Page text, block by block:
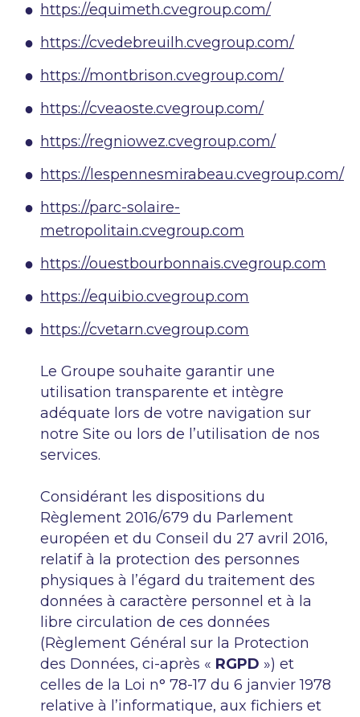
https://equimeth.cvegroup.com/
https://cvedebreuilh.cvegroup.com/
https://montbrison.cvegroup.com/
https://cveaoste.cvegroup.com/
https://regniowez.cvegroup.com/
https://lespennesmirabeau.cvegroup.com/
https://parc-solaire-
metropolitain.cvegroup.com
https://ouestbourbonnais.cvegroup.com
https://equibio.cvegroup.com
https://cvetarn.cvegroup.com
Le Groupe souhaite garantir une
utilisation transparente et intègre
adéquate lors de votre navigation sur
notre Site ou lors de l’utilisation de nos
services.
Considérant les dispositions du
Règlement 2016/679 du Parlement
européen et du Conseil du 27 avril 2016,
relatif à la protection des personnes
physiques à l’égard du traitement des
données à caractère personnel et à la
libre circulation de ces données
(Règlement Général sur la Protection
des Données, ci-après « RGPD ») et
celles de la Loi n° 78-17 du 6 janvier 1978
relative à l’informatique, aux fichiers et